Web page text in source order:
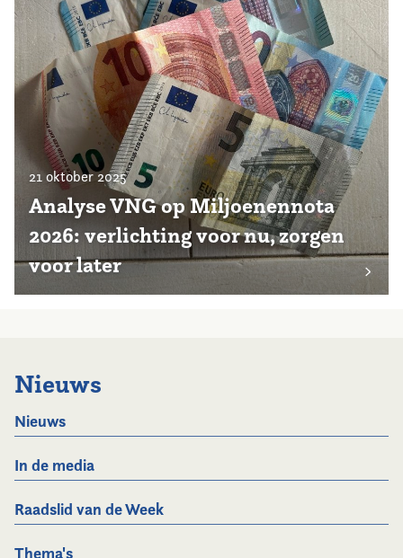
21 oktober 2025
Analyse VNG op Miljoenennota
2026: verlichting voor nu, zorgen
voor later
Nieuws
Nieuws
In de media
Raadslid van de Week
Thema's